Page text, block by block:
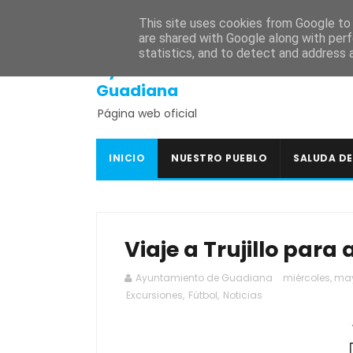
SEDE ELECTRÓNICA PORTAL DE
Guadiana
Página web oficial
INICIO NUESTRO PUEBLO SALUDA
Viaje a Trujillo para
Ayuntamiento de Guadiana miércoles,
Excursiones, Fútbol, Noticias
This site uses cookies from Google
are shared with Google along with
statistics, and to detect and address